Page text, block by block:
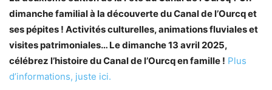
dimanche familial à la découverte du Canal de l’Ourcq et
ses pépites ! Activités culturelles, animations fluviales et
visites patrimoniales… Le dimanche 13 avril 2025,
célébrez l’histoire du Canal de l’Ourcq en famille ! Plus
d’informations, juste ici.